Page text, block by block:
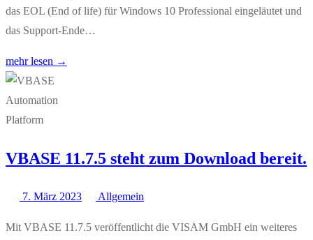
das EOL (End of life) für Windows 10 Professional eingeläutet und
das Support-Ende…
mehr lesen →
VBASE 11.7.5 steht zum Download bereit.
7. März 2023 Allgemein
Mit VBASE 11.7.5 veröffentlicht die VISAM GmbH ein weiteres